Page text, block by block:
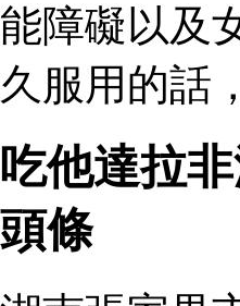
能障礙以及
久服用的話
吃他達拉
頭條